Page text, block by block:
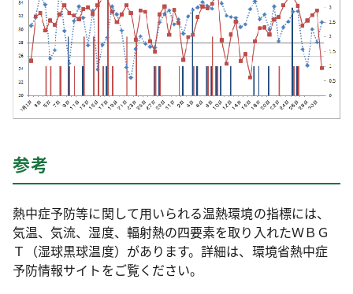
参考
熱中症予防等に関して用いられる温熱環境の指標には、
気温、気流、湿度、輻射熱の四要素を取り入れたＷＢＧ
Ｔ（湿球黒球温度）があります。詳細は、環境省熱中症
予防情報サイトをご覧ください。